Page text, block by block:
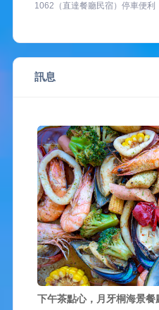
1062（直達餐廳民宿）停車便利
訊息
下午茶點心，月牙桐海景餐